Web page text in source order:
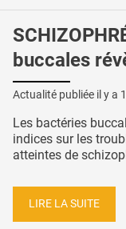
buccales
Actualité publiée il y a
Les bactéries
indices sur les
atteintes de
LIRE LA SUITE